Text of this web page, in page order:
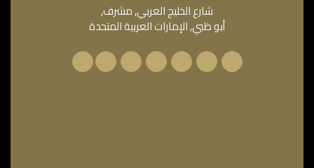
شارع الخليج العربي, مشرف,
أبو ظبي, الإمارات العربية المتحدة